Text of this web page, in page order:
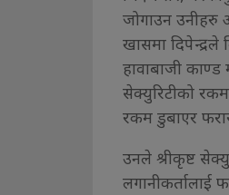
जोगाउन उनीहरु
खासमा दिपेन्द्रले
हावाबाजी
सेक्युरिटीको
रकम डुबाएर
उनले श्रीकृष्ट
लगानीकर्तालाई